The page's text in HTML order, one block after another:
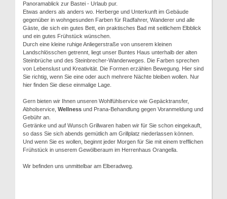
Panoramablick zur Bastei - Urlaub pur.
Etwas anders als anders wo. Herberge und Unterkunft im Gebäude
gegenüber in wohngesunden Farben für Radfahrer, Wanderer und alle
Gäste, die sich ein gutes Bett, ein praktisches Bad mit seitlichem Elbblick
und ein gutes Frühstück wünschen.
Durch eine kleine ruhige Anliegerstraße von unserem kleinen
Landschlösschen getrennt, liegt unser Buntes Haus unterhalb der alten
Steinbrüche und des Steinbrecher-Wanderweges. Die Farben sprechen
von Lebenslust und Kreativität. Die Formen erzählen Bewegung. Hier sind
Sie richtig, wenn Sie eine oder auch mehrere Nächte bleiben wollen. Nur
hier finden Sie diese einmalige Lage.
Gern bieten wir Ihnen unseren Wohlfühlservice wie Gepäcktransfer,
Abholservice, Wellness und Prana-Behandlung gegen Voranmeldung und
Gebühr an.
Getränke und auf Wunsch Grillwaren haben wir für Sie schon eingekauft,
so dass Sie sich abends gemütlich am Grillplatz niederlassen können.
Und wenn Sie es wollen, beginnt jeder Morgen für Sie mit einem trefflichen
Frühstück in unserem Gewölberaum im Herrenhaus Orangella.
Wir befinden uns unmittelbar am Elberadweg.